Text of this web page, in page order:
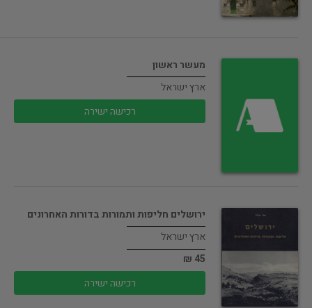
מעשר ראשון
ארץ ישראל
רכישה ישירה
ירושלים חליפות ותמורות בדורות האחרונים
ארץ ישראל
45 ₪
רכישה ישירה